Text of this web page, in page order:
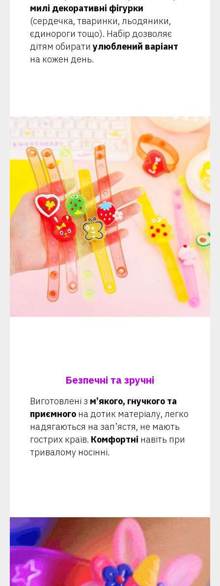
милі декоративні фігурки
(сердечка, тваринки, льодяники,
єдинороги тощо). Набір дозволяє
дітям обирати улюблений варіант
на кожен день.
Безпечні та зручні
Виготовлені з м’якого, гнучкого та
приємногона дотик матеріалу, легко
надягаються на зап’ястя, не мають
гострих країв. Комфортні навіть при
тривалому носінні.